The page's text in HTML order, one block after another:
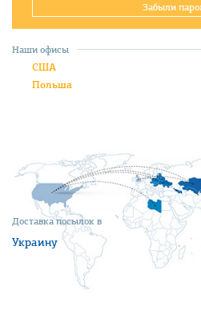
Забыли
Доставка посылок в
Украину
Наши офисы
США
Польша